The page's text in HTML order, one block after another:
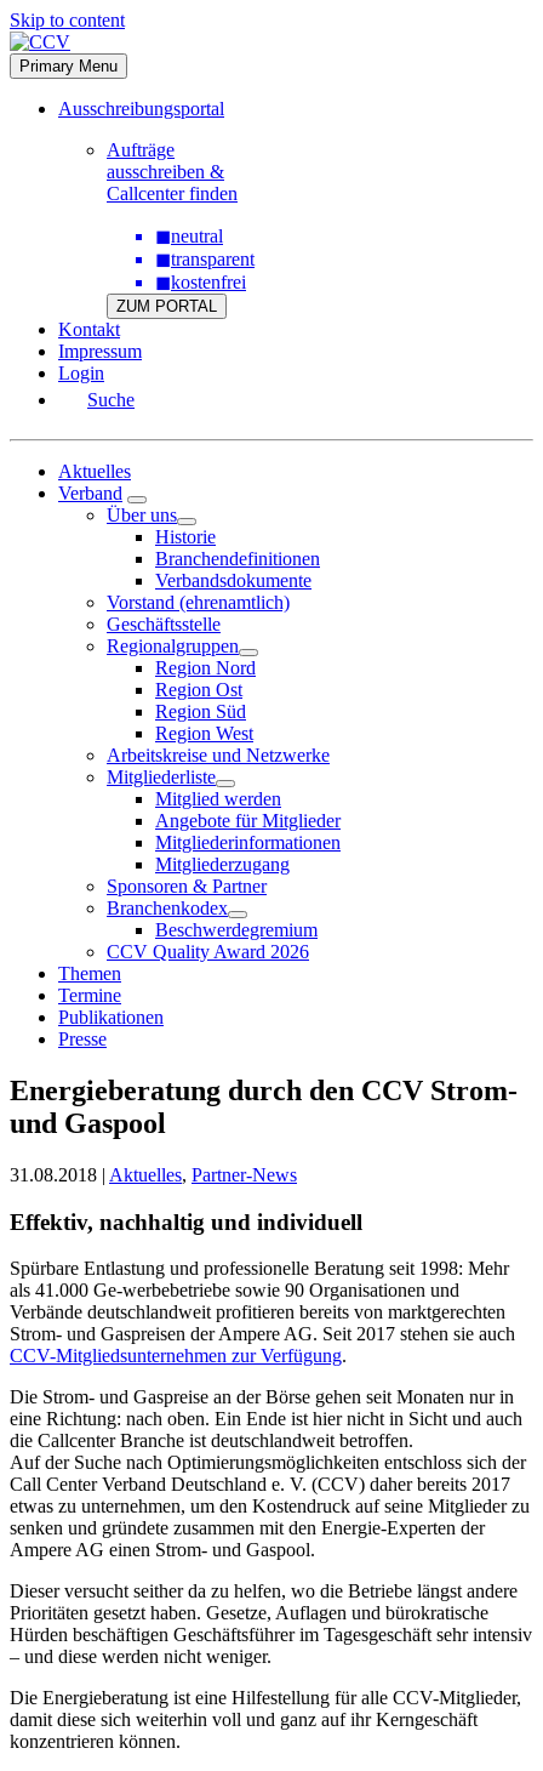
Skip to content
Primary Menu
Ausschreibungsportal
Aufträge
ausschreiben &
Callcenter finden
◼neutral
◼transparent
◼kostenfrei
ZUM PORTAL
Kontakt
Impressum
Login
Suche
Aktuelles
Verband
Über uns
Historie
Branchendefinitionen
Verbandsdokumente
Vorstand (ehrenamtlich)
Geschäftsstelle
Regionalgruppen
Region Nord
Region Ost
Region Süd
Region West
Arbeitskreise und Netzwerke
Mitgliederliste
Mitglied werden
Angebote für Mitglieder
Mitgliederinformationen
Mitgliederzugang
Sponsoren & Partner
Branchenkodex
Beschwerdegremium
CCV Quality Award 2026
Themen
Termine
Publikationen
Presse
Energieberatung durch den CCV Strom-
und Gaspool
31.08.2018 | Aktuelles, Partner-News
Effektiv, nachhaltig und individuell
Spürbare Entlastung und professionelle Beratung seit 1998: Mehr
als 41.000 Ge-werbebetriebe sowie 90 Organisationen und
Verbände deutschlandweit profitieren bereits von marktgerechten
Strom- und Gaspreisen der Ampere AG. Seit 2017 stehen sie auch
CCV-Mitgliedsunternehmen zur Verfügung.
Die Strom- und Gaspreise an der Börse gehen seit Monaten nur in
eine Richtung: nach oben. Ein Ende ist hier nicht in Sicht und auch
die Callcenter Branche ist deutschlandweit betroffen.
Auf der Suche nach Optimierungsmöglichkeiten entschloss sich der
Call Center Verband Deutschland e. V. (CCV) daher bereits 2017
etwas zu unternehmen, um den Kostendruck auf seine Mitglieder zu
senken und gründete zusammen mit den Energie-Experten der
Ampere AG einen Strom- und Gaspool.
Dieser versucht seither da zu helfen, wo die Betriebe längst andere
Prioritäten gesetzt haben. Gesetze, Auflagen und bürokratische
Hürden beschäftigen Geschäftsführer im Tagesgeschäft sehr intensiv
– und diese werden nicht weniger.
Die Energieberatung ist eine Hilfestellung für alle CCV-Mitglieder,
damit diese sich weiterhin voll und ganz auf ihr Kerngeschäft
konzentrieren können.